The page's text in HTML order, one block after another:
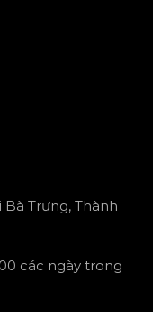
Trưng, Thành
các ngày trong